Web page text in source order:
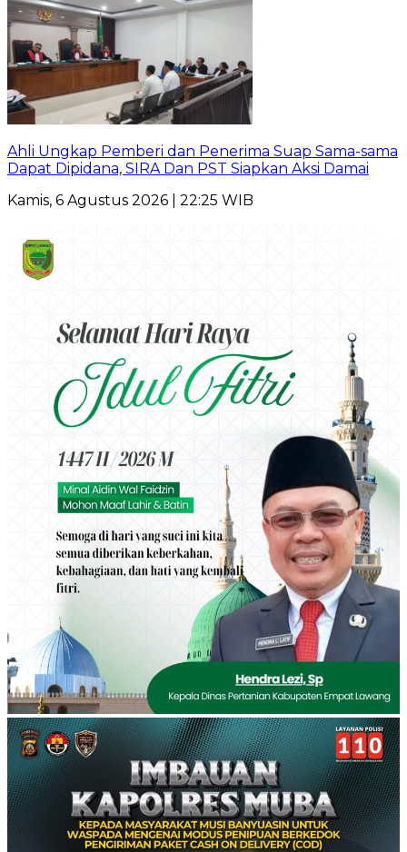
Ahli Ungkap Pemberi dan Penerima Suap Sama-sama
Dapat Dipidana, SIRA Dan PST Siapkan Aksi Damai
Kamis, 6 Agustus 2026 | 22:25 WIB